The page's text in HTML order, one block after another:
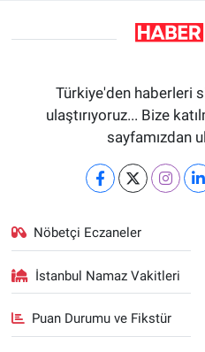
Türkiye'den haberleri
ulaştırıyoruz... Bize
sayfamızdan
Nöbetçi Eczaneler
İstanbul Namaz Vakitleri
Puan Durumu ve Fikstür